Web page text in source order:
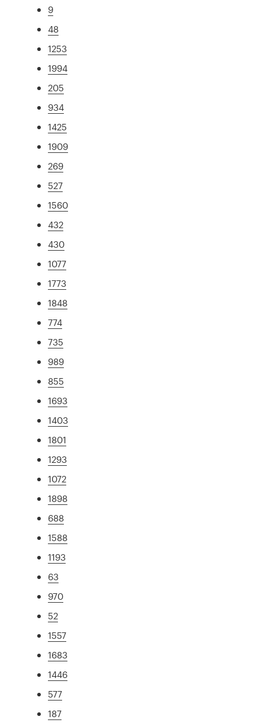
9
48
1253
1994
205
934
1425
1909
269
527
1560
432
430
1077
1773
1848
774
735
989
855
1693
1403
1801
1293
1072
1898
688
1588
1193
63
970
52
1557
1683
1446
577
187